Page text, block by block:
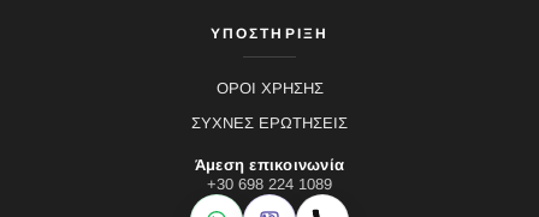
ΥΠΟΣΤΗΡΙΞΗ
ΟΡΟΙ ΧΡΗΣΗΣ
ΣΥΧΝΕΣ ΕΡΩΤΗΣΕΙΣ
Άμεση επικοινωνία
+30 698 224 1089